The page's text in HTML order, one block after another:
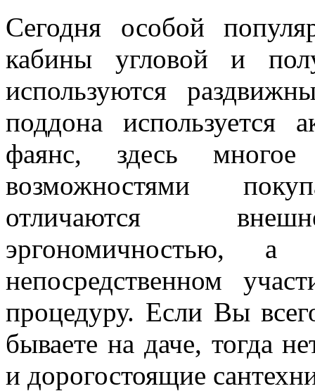
Сегодня особой
кабины угловой и
используются
поддона используется
фаянс, здесь многое
возможностями
отличаются
эргономичностью,
непосредственном
процедуру. Если Вы
бываете на даче, тогда
и дорогостоящие